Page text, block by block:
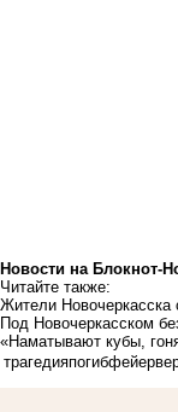
Новости на Блoкнoт-
Читайте также:
Жители
Под Новочеркасском
«Наматывают кубы,
трагедияпогиб